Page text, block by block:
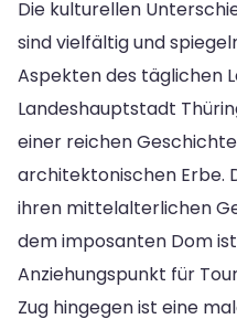
Die kulturellen
sind vielfältig und
Aspekten des täglichen
Landeshauptstadt
einer reichen
architektonischen Erbe.
ihren mittelalterlichen
dem imposanten Dom
Anziehungspunkt für
Zug hingegen ist eine